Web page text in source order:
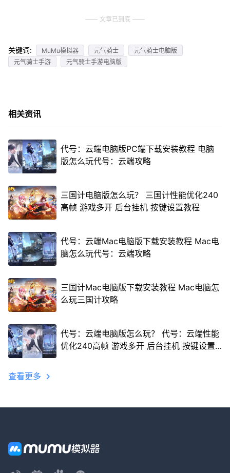
文章已到底
关键词: MuMu模拟器 元气骑士
元气骑士电脑版
元气骑士手游
元气骑士手游电脑版
相关资讯
代号：云端电脑版PC端下载安装教程 电脑
版怎么玩代号：云端攻略
三国计电脑版怎么玩？ 三国计性能优化240
高帧 游戏多开 后台挂机 按键设置教程
代号：云端Mac电脑版下载安装教程 Mac电
脑怎么玩代号：云端攻略
三国计Mac电脑版下载安装教程 Mac电脑怎
么玩三国计攻略
代号：云端电脑版怎么玩？ 代号：云端性能
优化240高帧 游戏多开 后台挂机 按键设置
查看更多